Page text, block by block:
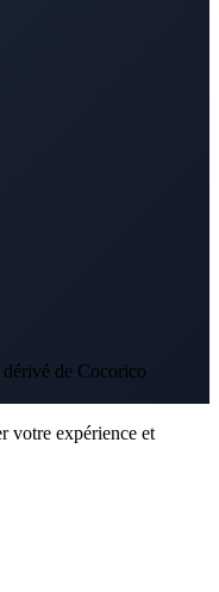
de Cocorico
votre expérience et